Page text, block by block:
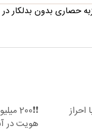
حصاری بدون بدلکار
با احراز
هویت در